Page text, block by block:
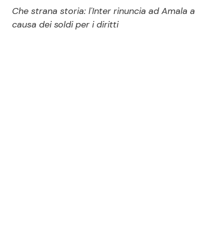
Economia Fiction e Serie TV
Che strana storia: l'Inter rinuncia ad Amala a
causa dei soldi per i diritti